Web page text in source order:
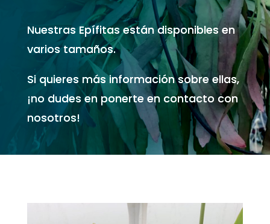
Nuestras Epífitas están disponibles en
varios tamaños.
Si quieres más información sobre ellas,
¡no dudes en ponerte en contacto con
nosotros!